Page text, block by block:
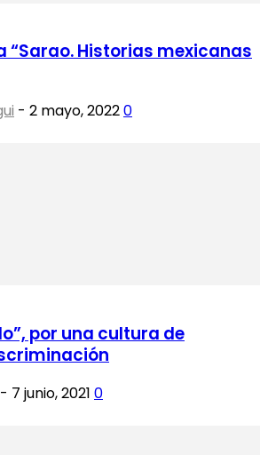
“Sarao. Historias mexicanas
- 2 mayo, 20220
por una cultura de
- 7 junio, 2021 0